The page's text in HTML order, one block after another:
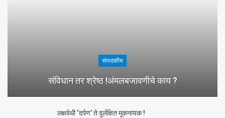
संपादकीय
संविधान तर श्रेष्ठ !अंमलबजावणीचे काय ?
लक्षवेधी ‘दर्पण’ ते दुर्लक्षित मूकनायक !